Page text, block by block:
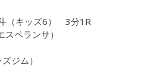
（キッズ6） 3分1R
ペランサ）
ジム）